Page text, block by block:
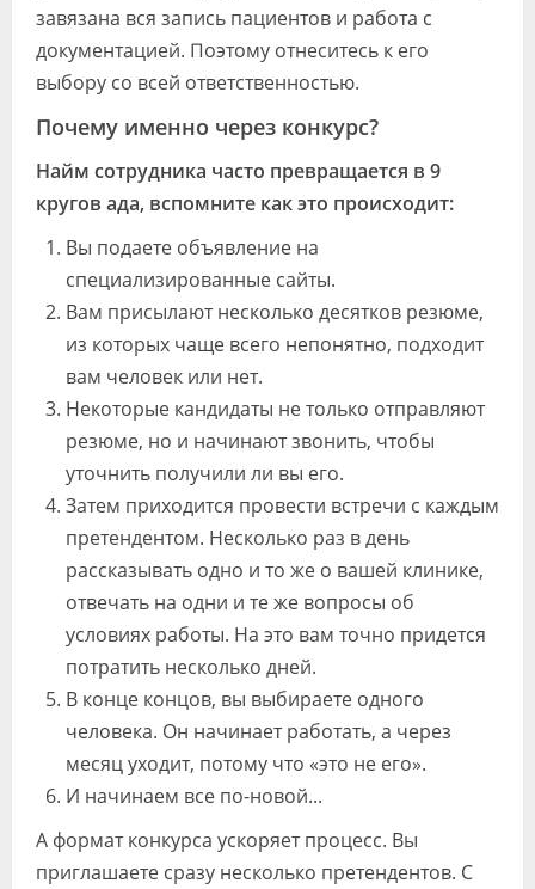
завязана вся запись пациентов и работа с
документацией. Поэтому отнеситесь к его
выбору со всей ответственностью.
Почему именно через конкурс?
Найм сотрудника часто превращается в 9
кругов ада, вспомните как это происходит:
Вы подаете объявление на
специализированные сайты.
Вам присылают несколько десятков резюме,
из которых чаще всего непонятно, подходит
вам человек или нет.
Некоторые кандидаты не только отправляют
резюме, но и начинают звонить, чтобы
уточнить получили ли вы его.
Затем приходится провести встречи с каждым
претендентом. Несколько раз в день
рассказывать одно и то же о вашей клинике,
отвечать на одни и те же вопросы об
условиях работы. На это вам точно придется
потратить несколько дней.
В конце концов, вы выбираете одного
человека. Он начинает работать, а через
месяц уходит, потому что «это не его».
И начинаем все по-новой...
А формат конкурса ускоряет процесс. Вы
приглашаете сразу несколько претендентов. С